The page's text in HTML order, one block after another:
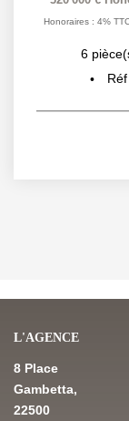
L'AGENCE
8 Place
Gambetta,
22500